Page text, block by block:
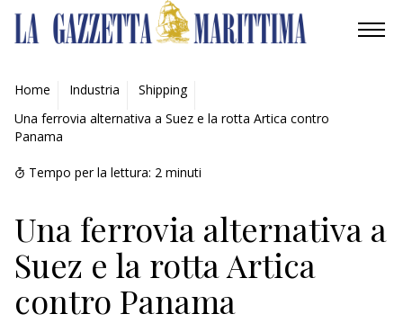
AMBIENTE
MOBILITÀ
INDUSTRIA
ECONOMIA
TURISMO
Home Industria
Shipping
Una ferrovia alternativa a Suez e la rotta Artica contro
Panama
Tempo per la lettura: 2 minuti
Una ferrovia alternativa a
Suez e la rotta Artica
contro Panama